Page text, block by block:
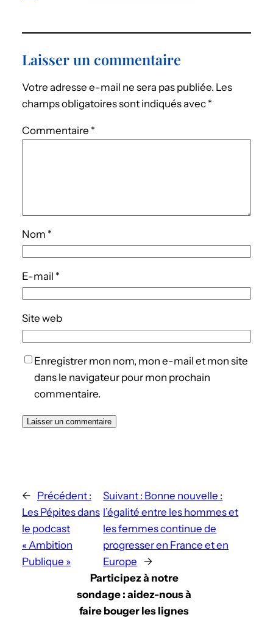
Laisser un commentaire
Votre adresse e-mail ne sera pas publiée. Les
champs obligatoires sont indiqués avec *
Commentaire *
Nom *
E-mail *
Site web
Enregistrer mon nom, mon e-mail et mon site
dans le navigateur pour mon prochain
commentaire.
← Précédent :
Les Pépites dans
le podcast
« Ambition
Publique »
Suivant : Bonne nouvelle :
l’égalité entre les hommes et
les femmes continue de
progresser en France et en
Europe
→
Participez à notre
sondage : aidez-nous à
faire bouger les lignes